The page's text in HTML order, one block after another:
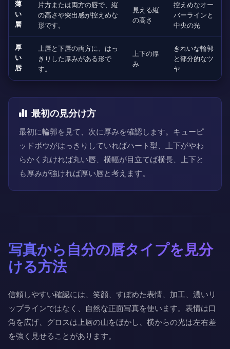
薄
い
唇
片方または両方の唇で、縦
の高さや突出感が控えめな
形です。
見える縦
の高さ
控えめなオー
バーラインと
中央の光
厚
い
唇
上唇と下唇の両方に、はっ
きりした厚みがある形で
す。
上下の厚
み
きれいな輪郭
と部分的なツ
ヤ
最初の見分け方
最初に輪郭を見て、次に厚みを確認します。キューピ
ッドボウがはっきりしていればハート型、上下がやわ
らかく丸ければ丸い唇、横幅が目立てば横長、上下と
も厚みが強ければ厚い唇と考えます。
写真から自分の唇タイプを見分
ける方法
信頼しやすい確認には、笑顔、すぼめた表情、加工、濃いリ
ップラインではなく、自然な正面写真を使います。表情は口
角を広げ、グロスは上唇の山をぼかし、横からの光は左右差
を強く見せることがあります。